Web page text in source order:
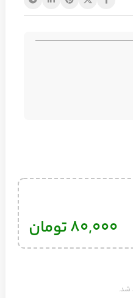
80,000تومان